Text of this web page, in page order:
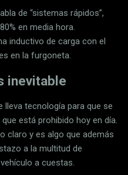
de “sistemas rápidos”,
en media hora.
inductivo de carga con el
en la furgoneta.
inevitable
lleva tecnología para que se
está prohibido hoy en día.
claro y es algo que además
a la multitud de
a cuestas.